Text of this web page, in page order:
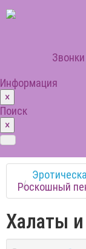
Информация
×
Поиск
×
Роскошный
Халаты